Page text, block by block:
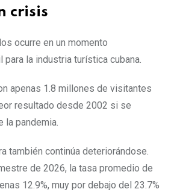
crisis
ocurre en un momento
la industria turística cubana.
apenas 1.8 millones de visitantes
resultado desde 2002 si se
la pandemia.
también continúa deteriorándose.
de 2026, la tasa promedio de
12.9%, muy por debajo del 23.7%